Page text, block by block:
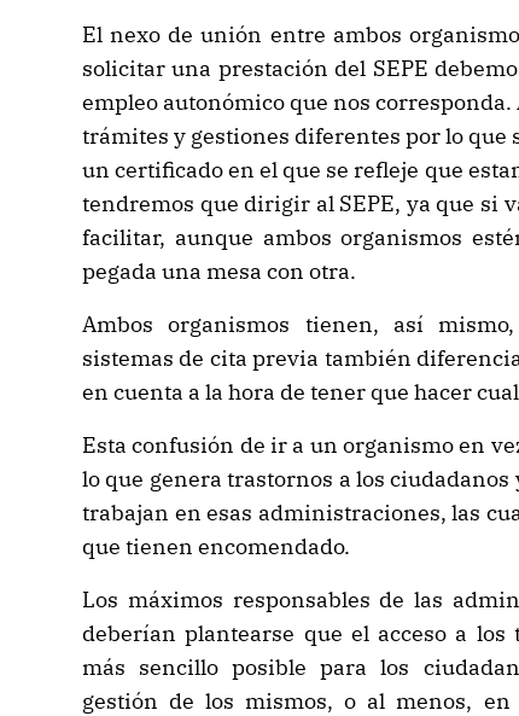
El nexo de unión entre ambos
solicitar una prestación del SEPE
empleo autonómico que nos
trámites y gestiones diferentes por lo
un certificado en el que se refleje que
tendremos que dirigir al SEPE, ya que si
facilitar, aunque ambos organismos
pegada una mesa con otra.
Ambos organismos tienen, así
sistemas de cita previa también
en cuenta a la hora de tener que hacer
Esta confusión de ir a un organismo en
lo que genera trastornos a los
trabajan en esas administraciones, las
que tienen encomendado.
Los máximos responsables de las
deberían plantearse que el acceso a
más sencillo posible para los
gestión de los mismos, o al menos,